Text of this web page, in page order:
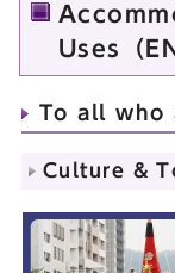
Uses（
To all who
Culture &